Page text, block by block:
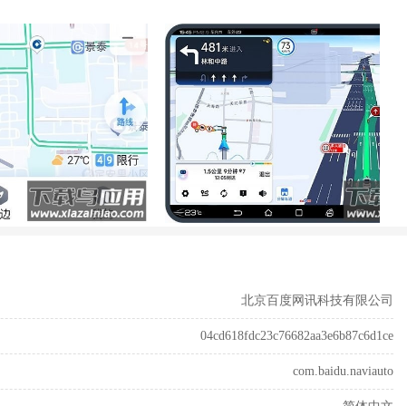
北京百度网讯科技有限公司
04cd618fdc23c76682aa3e6b87c6d1ce
com.baidu.naviauto